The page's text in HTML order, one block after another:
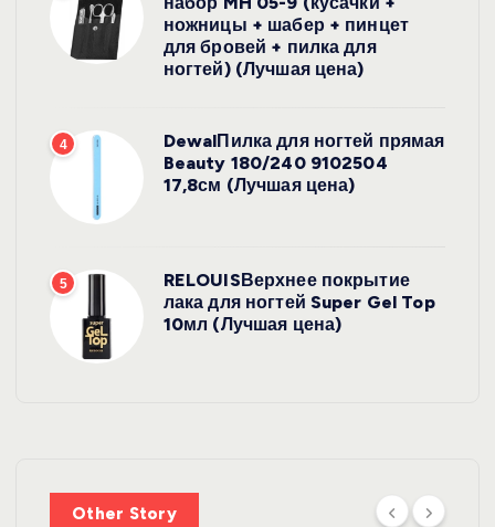
ножницы + шабер + пинцет
для бровей + пилка для
ногтей) (Лучшая цена)
4
DewalПилка для ногтей прямая
Beauty 180/240 9102504
17,8см (Лучшая цена)
5
RELOUISВерхнее покрытие
лака для ногтей Super Gel Top
10мл (Лучшая цена)
Other Story